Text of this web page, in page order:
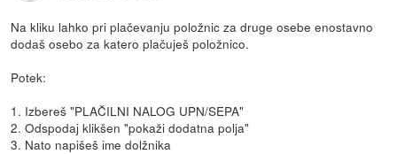
Na kliku lahko pri plačevanju položnic za druge osebe enostavno
dodaš osebo za katero plačuješ položnico.
Potek:
1. Izbereš "PLAČILNI NALOG UPN/SEPA"
2. Odspodaj klikšen "pokaži dodatna polja"
3. Nato napišeš ime dolžnika